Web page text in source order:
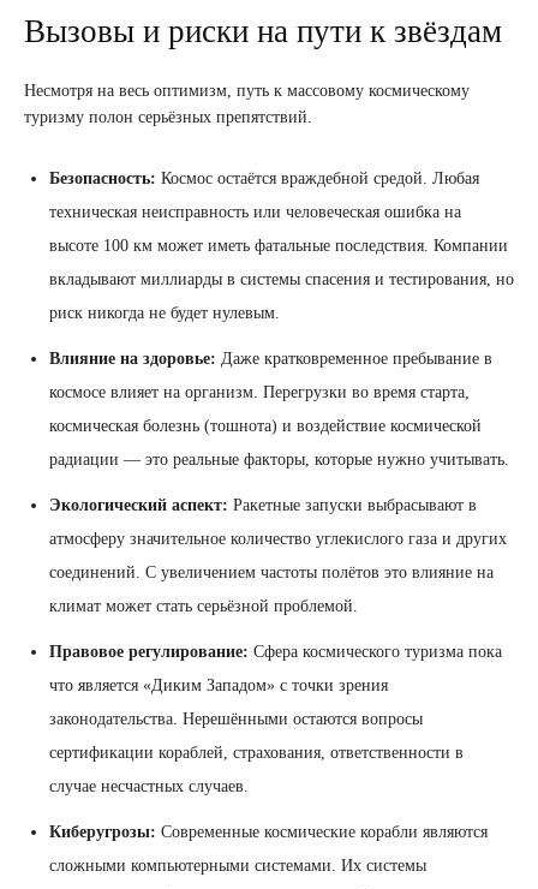
Вызовы и риски на пути к звёздам
Несмотря на весь оптимизм, путь к массовому космическому
туризму полон серьёзных препятствий.
Безопасность: Космос остаётся враждебной средой. Любая
техническая неисправность или человеческая ошибка на
высоте 100 км может иметь фатальные последствия. Компании
вкладывают миллиарды в системы спасения и тестирования, но
риск никогда не будет нулевым.
Влияние на здоровье: Даже кратковременное пребывание в
космосе влияет на организм. Перегрузки во время старта,
космическая болезнь (тошнота) и воздействие космической
радиации — это реальные факторы, которые нужно учитывать.
Экологический аспект: Ракетные запуски выбрасывают в
атмосферу значительное количество углекислого газа и других
соединений. С увеличением частоты полётов это влияние на
климат может стать серьёзной проблемой.
Правовое регулирование: Сфера космического туризма пока
что является «Диким Западом» с точки зрения
законодательства. Нерешёнными остаются вопросы
сертификации кораблей, страхования, ответственности в
случае несчастных случаев.
Киберугрозы: Современные космические корабли являются
сложными компьютерными системами. Их системы